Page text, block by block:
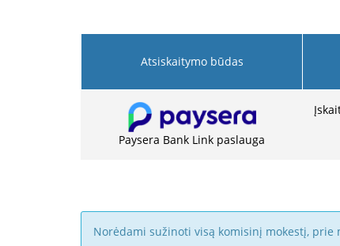
Atsiskaitymo būdas
Paysera Bank Link paslauga
Norėdami sužinoti visą komisinį mokestį,